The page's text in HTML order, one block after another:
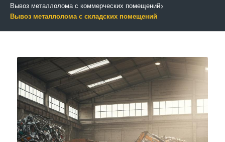
Вывоз металлолома с коммерческих помещений>
Вывоз металлолома с складских помещений